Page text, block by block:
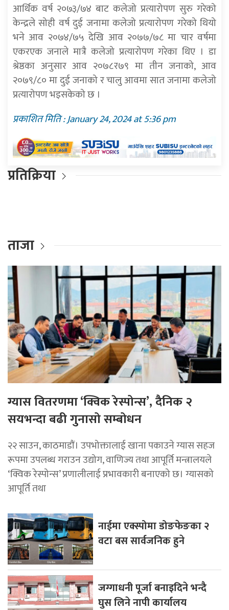
आर्थिक वर्ष २०७३/७४ बाट कलेजो प्रत्यारोपण सुरु गरेको
केन्द्रले सोही वर्ष दुई जनामा कलेजो प्रत्यारोपण गरेको थियो
भने आव २०७४/७५ देखि आव २०७७/७८ मा चार वर्षमा
एकरएक जनाले मात्रै कलेजो प्रत्यारोपण गरेका थिए । डा
श्रेष्ठका अनुसार आव २०७८र७९ मा तीन जनाको, आव
२०७९/८० मा दुई जनाको र चालु आवमा सात जनामा कलेजो
प्रत्यारोपण भइसकेको छ ।
प्रकाशित मिति : January 24, 2024 at 5:36 pm
प्रतिक्रिया
ताजा
ग्यास वितरणमा ‘क्विक रेस्पोन्स’, दैनिक २
सयभन्दा बढी गुनासो सम्बोधन
२२ साउन, काठमाडाैं। उपभोक्तालाई खाना पकाउने ग्यास सहज
रूपमा उपलब्ध गराउन उद्योग, वाणिज्य तथा आपूर्ति मन्त्रालयले
‘क्विक रेस्पोन्स’ प्रणालीलाई प्रभावकारी बनाएको छ। ग्यासको
आपूर्ति तथा
नाईमा एक्स्पोमा डोङफेङका २
वटा बस सार्वजनिक हुने
जग्गाधनी पूर्जा बनाइदिने भन्दै
घुस लिने नापी कार्यालय